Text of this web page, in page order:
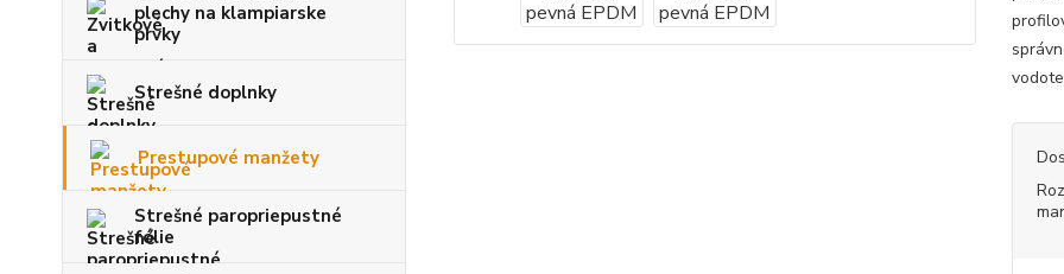
plechy na klampiarske
prvky
Strešné doplnky
Prestupové manžety
Strešné paropriepustné
fólie